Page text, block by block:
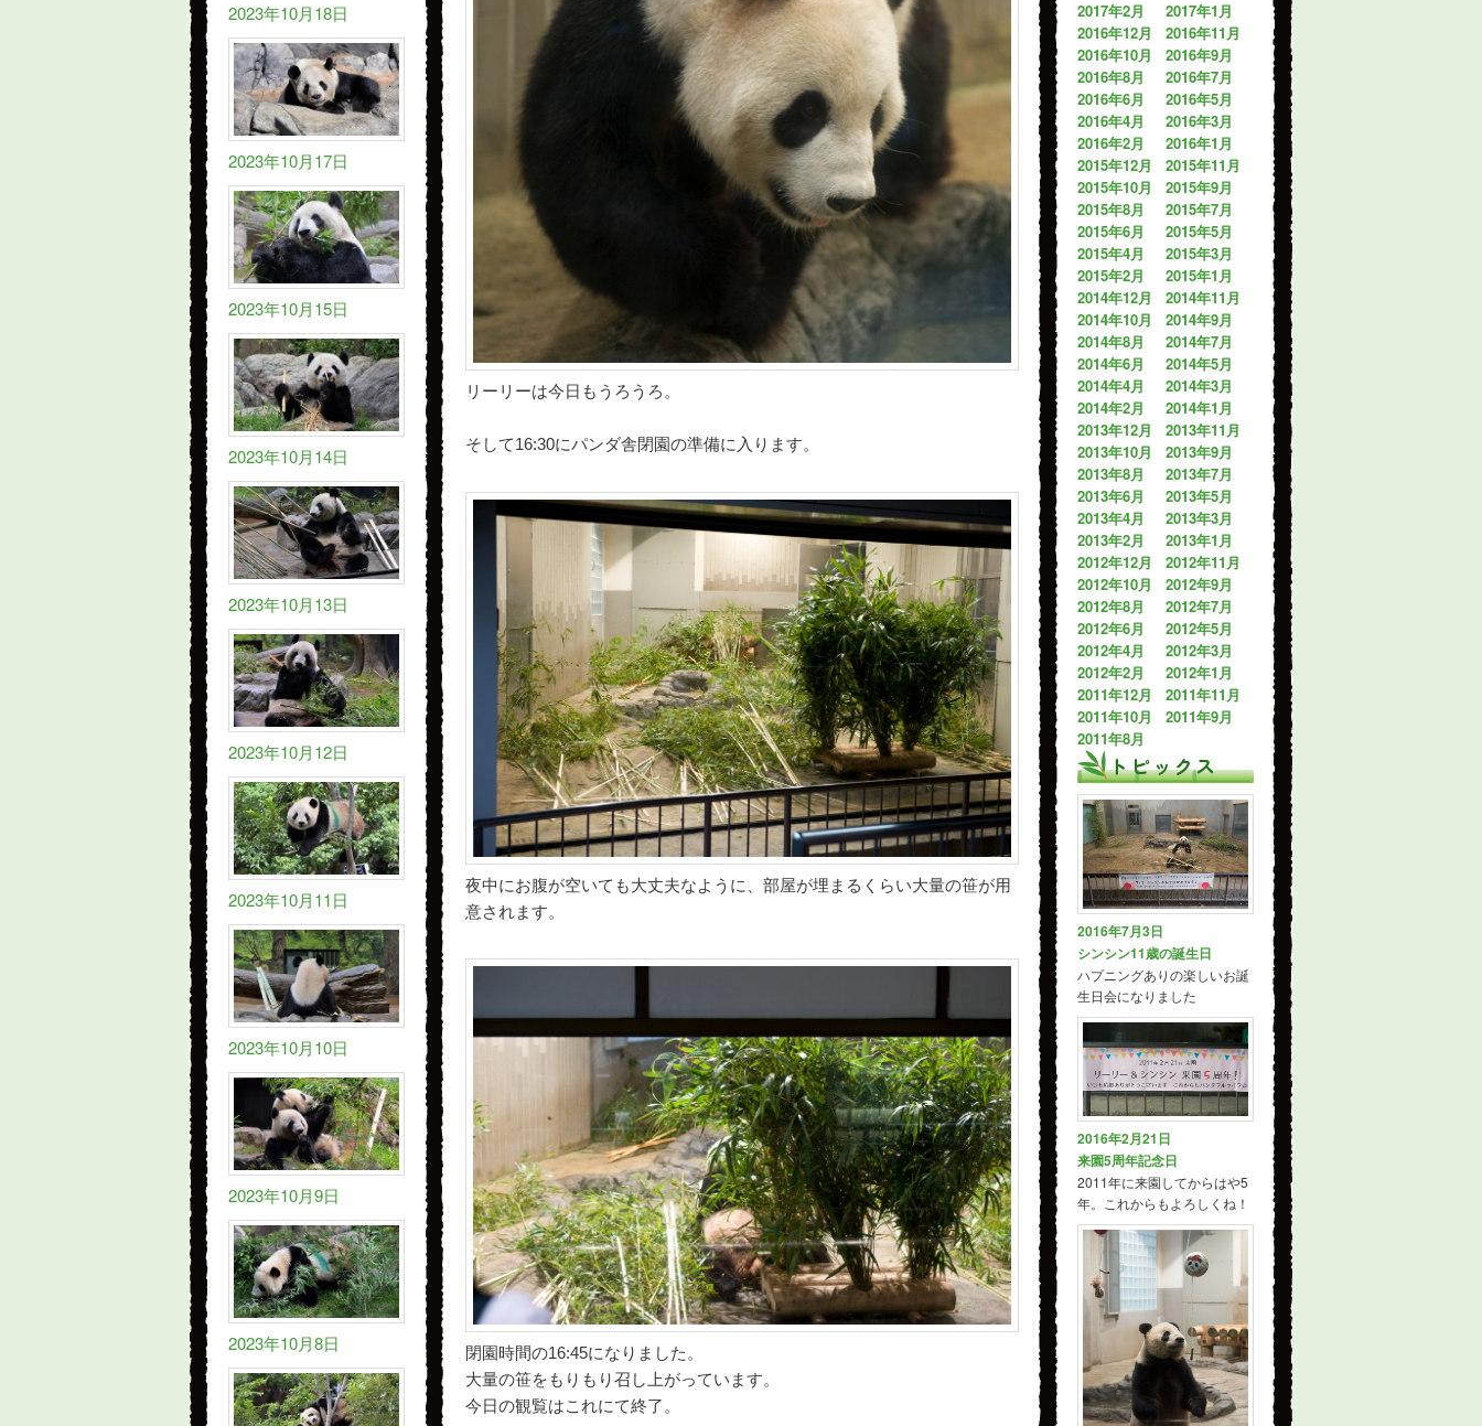
2023年10月18日
2023年10月17日
2023年10月15日
2023年10月14日
2023年10月13日
2023年10月12日
2023年10月11日
2023年10月10日
2023年10月9日
2023年10月8日
リーリーは今日もうろうろ。
そして16:30にパンダ舎閉園の準備に入ります。
夜中にお腹が空いても大丈夫なように、部屋が埋まるくらい大量の笹が用
意されます。
閉園時間の16:45になりました。
大量の笹をもりもり召し上がっています。
今日の観覧はこれにて終了。
2017年2月
2017年1月
2016年12月
2016年11月
2016年10月
2016年9月
2016年8月
2016年7月
2016年6月
2016年5月
2016年4月
2016年3月
2016年2月
2016年1月
2015年12月
2015年11月
2015年10月
2015年9月
2015年8月
2015年7月
2015年6月
2015年5月
2015年4月
2015年3月
2015年2月
2015年1月
2014年12月
2014年11月
2014年10月
2014年9月
2014年8月
2014年7月
2014年6月
2014年5月
2014年4月
2014年3月
2014年2月
2014年1月
2013年12月
2013年11月
2013年10月
2013年9月
2013年8月
2013年7月
2013年6月
2013年5月
2013年4月
2013年3月
2013年2月
2013年1月
2012年12月
2012年11月
2012年10月
2012年9月
2012年8月
2012年7月
2012年6月
2012年5月
2012年4月
2012年3月
2012年2月
2012年1月
2011年12月
2011年11月
2011年10月
2011年9月
2011年8月
トピックス
2016年7月3日
シンシン11歳の誕生日
ハプニングありの楽しいお誕
生日会になりました
2016年2月21日
来園5周年記念日
2011年に来園してからはや5
年。これからもよろしくね！